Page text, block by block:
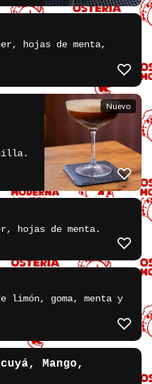
hojas de menta,
Nuevo
hojas de menta.
limón, goma, menta y
Mango,